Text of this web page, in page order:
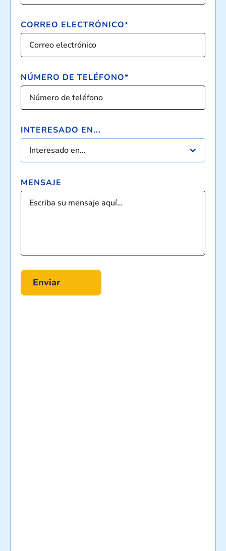
CORREO ELECTRÓNICO*
NÚMERO DE TELÉFONO*
INTERESADO EN...
Interesado en...
MENSAJE